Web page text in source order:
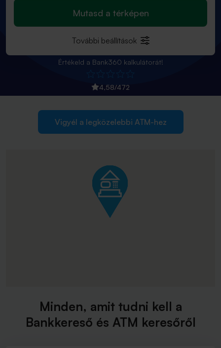
További beállítások
Mutasd a térképen
Értékeld a Bank360 kalkulátorát!
4,58/472
Vigyél a legközelebbi ATM-hez
Minden, amit tudni kell a
Bankkereső és ATM keresőről